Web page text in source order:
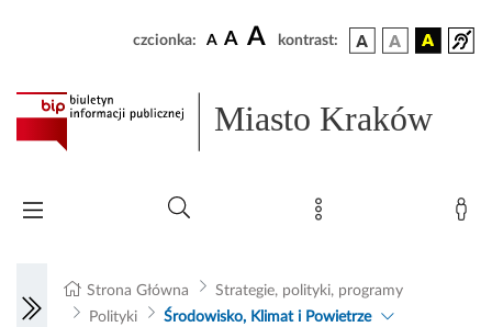
czcionka: A A A kontrast:
Miasto Kraków
Strona Główna
Strategie, polityki, programy
Polityki
Środowisko, Klimat i Powietrze